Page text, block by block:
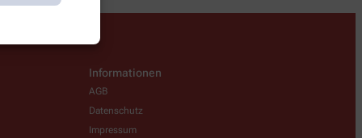
Informationen
AGB
Datenschutz
Impressum